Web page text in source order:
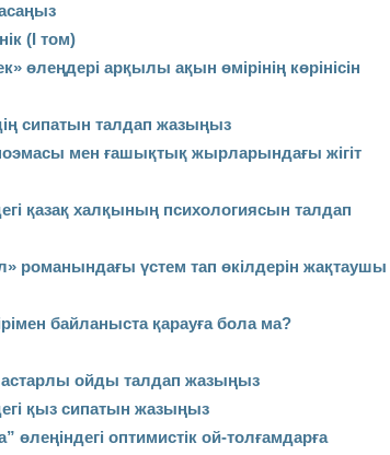
(І том)
арқылы ақын өмірінің көрінісін
сипатын талдап жазыңыз
мен ғашықтық жырларындағы жігіт
қазақ халқының психологиясын талдап
романындағы үстем тап өкілдерін жақтаушы
байланыста қарауға бола ма?
астарлы ойды талдап жазыңыз
қыз сипатын жазыңыз
оптимистік ой-толғамдарға